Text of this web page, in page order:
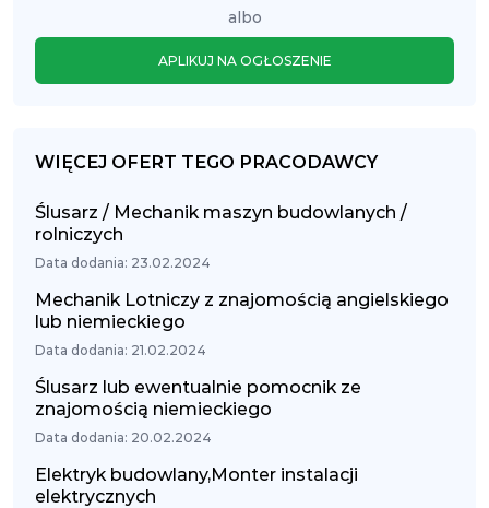
albo
APLIKUJ NA OGŁOSZENIE
WIĘCEJ OFERT TEGO PRACODAWCY
Ślusarz / Mechanik maszyn budowlanych /
rolniczych
Data dodania: 23.02.2024
Mechanik Lotniczy z znajomością angielskiego
lub niemieckiego
Data dodania: 21.02.2024
Ślusarz lub ewentualnie pomocnik ze
znajomością niemieckiego
Data dodania: 20.02.2024
Elektryk budowlany,Monter instalacji
elektrycznych